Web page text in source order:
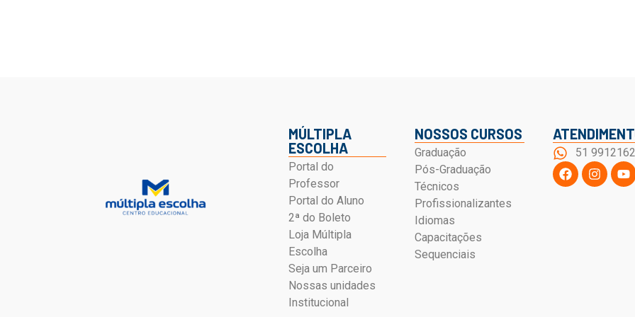
MÚLTIPLA
ESCOLHA
Portal do
Professor
Portal do Aluno
2ª do Boleto
Loja Múltipla
Escolha
Seja um Parceiro
Nossas unidades
Institucional
NOSSOS CURSOS
Graduação
Pós-Graduação
Técnicos
Profissionalizantes
Idiomas
Capacitações
Sequenciais
51